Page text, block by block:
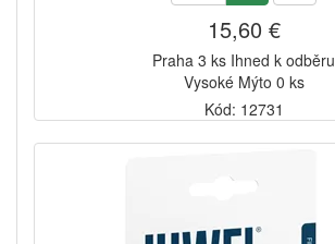
15,60 €
Praha 3 ks Ihned k odběru
Vysoké Mýto 0 ks
Kód: 12731